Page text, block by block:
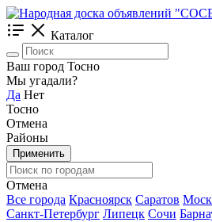
Каталог
Ваш город Тосно
Мы угадали?
Да Нет
Тосно
Отмена
Районы
Применить
Отмена
Все города Красноярск Саратов
Санкт-Петербург Липецк Сочи